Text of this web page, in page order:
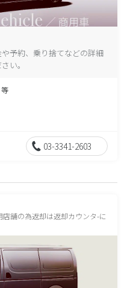
予約、乗り捨てなどの詳細
い。
03-3341-2603
舗の為返却は返却カウンタ-に